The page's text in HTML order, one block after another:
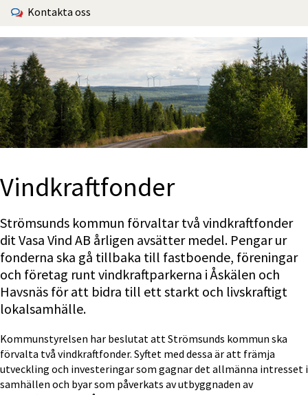
Kontakta oss
Vindkraftfonder
Strömsunds kommun förvaltar två vindkraftfonder
dit Vasa Vind AB årligen avsätter medel. Pengar ur
fonderna ska gå tillbaka till fastboende, föreningar
och företag runt vindkraftparkerna i Åskälen och
Havsnäs för att bidra till ett starkt och livskraftigt
lokalsamhälle.
Kommunstyrelsen har beslutat att Strömsunds kommun ska
förvalta två vindkraftfonder. Syftet med dessa är att främja
utveckling och investeringar som gagnar det allmänna intresset i
samhällen och byar som påverkats av utbyggnaden av